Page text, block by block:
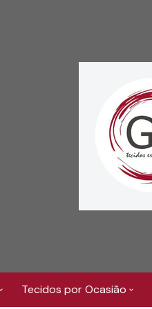
Tecidos por Ocasião